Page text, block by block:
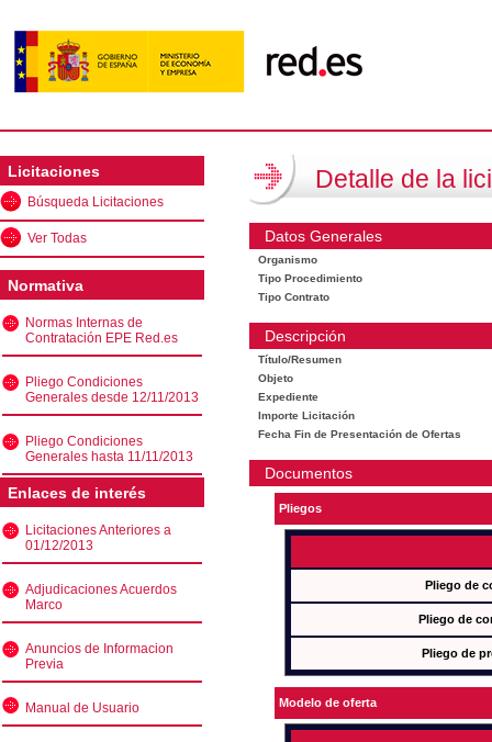
Licitaciones
Búsqueda Licitaciones
Ver Todas
Normativa
Normas Internas de
Contratación EPE Red.es
Pliego Condiciones
Generales desde 12/11/2013
Pliego Condiciones
Generales hasta 11/11/2013
Enlaces de interés
Licitaciones Anteriores a
01/12/2013
Adjudicaciones Acuerdos
Marco
Anuncios de Informacion
Previa
Manual de Usuario
Detalle de la
Datos Generales
Organismo
Tipo Procedimiento
Tipo Contrato
Descripción
Título/Resumen
Objeto
Expediente
Importe Licitación
Fecha Fin de Presentación de Ofertas
Documentos
Pliegos
Pliego de
Pliego de
Pliego de
Modelo de oferta